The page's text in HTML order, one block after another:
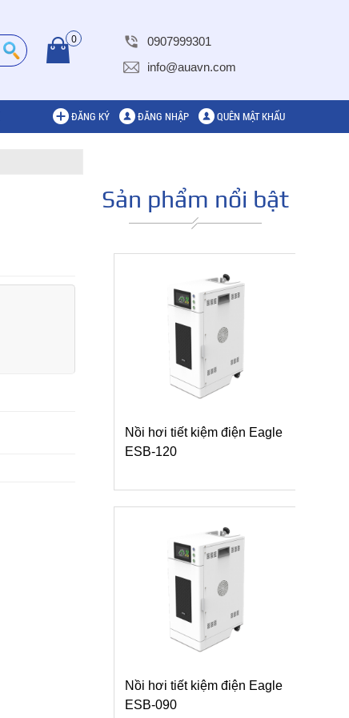
0
0907999301
info@auavn.com
ĐĂNG KÝ ĐĂNG NHẬP QUÊN MẬT KHẨU
Sản phẩm nổi bật
Nồi hơi tiết kiệm điện Eagle
ESB-120
Nồi hơi tiết kiệm điện Eagle
ESB-090